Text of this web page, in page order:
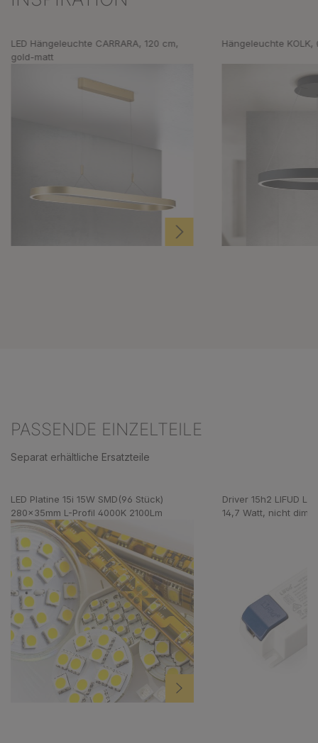
LED Hängeleuchte CARRARA, 120 cm,
gold-matt
Hängeleuchte
PASSENDE EINZELTEILE
Separat erhältliche Ersatzteile
LED Platine 15i 15W SMD(96 Stück)
280x35mm L-Profil 4000K 2100Lm
Driver 15h2 LIFUD
14,7 Watt, nicht